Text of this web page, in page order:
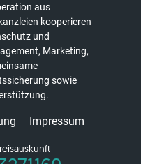
aus
kooperieren
und
Marketing,
sowie
Impressum